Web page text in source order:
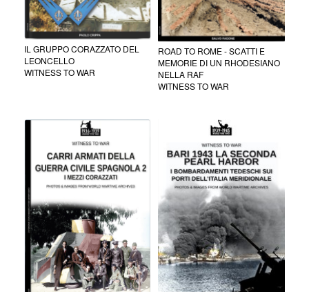
IL GRUPPO CORAZZATO DEL
LEONCELLO
WITNESS TO WAR
ROAD TO ROME - SCATTI E
MEMORIE DI UN RHODESIANO
NELLA RAF
WITNESS TO WAR